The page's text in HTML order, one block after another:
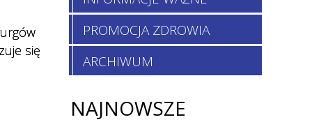
się
PROMOCJA ZDROWIA
ARCHIWUM
NAJNOWSZE